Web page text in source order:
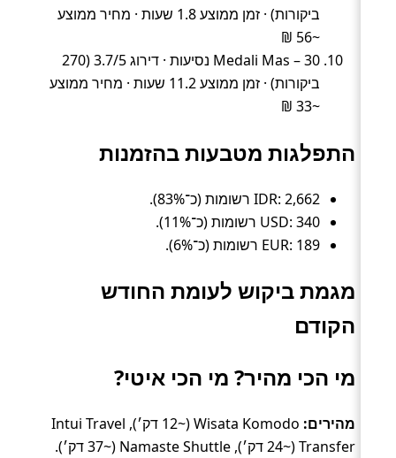
ביקורות) · זמן ממוצע 1.8 שעות · מחיר ממוצע
~56 ₪
Medali Mas – 30 נסיעות · דירוג 3.7/5 (270
ביקורות) · זמן ממוצע 11.2 שעות · מחיר ממוצע
~33 ₪
התפלגות מטבעות בהזמנות
IDR: 2,662 רשומות (כ־83%).
USD: 340 רשומות (כ־11%).
EUR: 189 רשומות (כ־6%).
מגמת ביקוש לעומת החודש
הקודם
מי הכי מהיר? מי הכי איטי?
מהירים:
Wisata Komodo (~12 דק׳), Intui Travel
Transfer (~24 דק׳), Namaste Shuttle (~37 דק׳).